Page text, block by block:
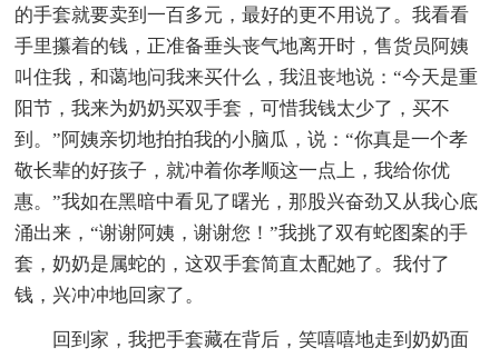
的手套就要卖到一百多元，最好的更不用说了。我看看
手里攥着的钱，正准备垂头丧气地离开时，售货员阿姨
叫住我，和蔼地问我来买什么，我沮丧地说：“今天是重
阳节，我来为奶奶买双手套，可惜我钱太少了，买不
到。”阿姨亲切地拍拍我的小脑瓜，说：“你真是一个孝
敬长辈的好孩子，就冲着你孝顺这一点上，我给你优
惠。”我如在黑暗中看见了曙光，那股兴奋劲又从我心底
涌出来，“谢谢阿姨，谢谢您！”我挑了双有蛇图案的手
套，奶奶是属蛇的，这双手套简直太配她了。我付了
钱，兴冲冲地回家了。
回到家，我把手套藏在背后，笑嘻嘻地走到奶奶面